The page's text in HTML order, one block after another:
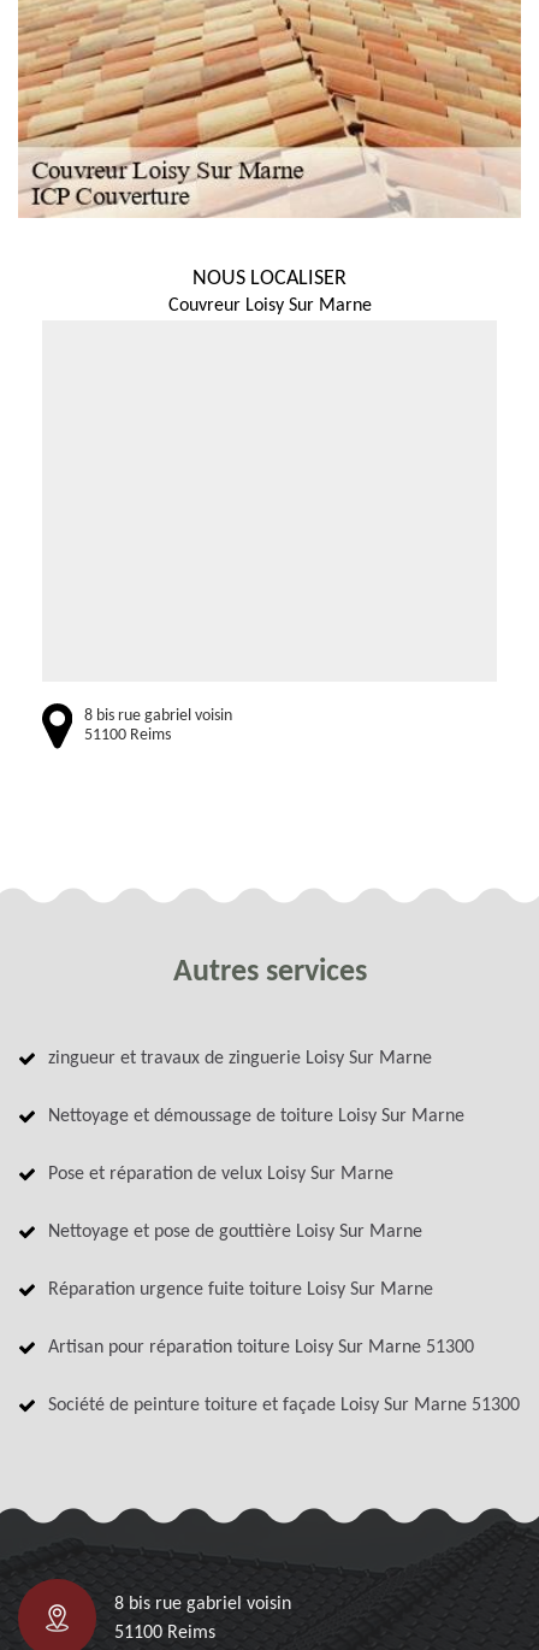
NOUS LOCALISER
Couvreur Loisy Sur Marne
8 bis rue gabriel voisin
51100 Reims
Autres services
zingueur et travaux de zinguerie Loisy Sur Marne
Nettoyage et démoussage de toiture Loisy Sur Marne
Pose et réparation de velux Loisy Sur Marne
Nettoyage et pose de gouttière Loisy Sur Marne
Réparation urgence fuite toiture Loisy Sur Marne
Artisan pour réparation toiture Loisy Sur Marne 51300
Société de peinture toiture et façade Loisy Sur Marne 51300
8 bis rue gabriel voisin
51100 Reims